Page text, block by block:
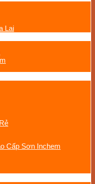
Lai
Cấp Sơn Inchem